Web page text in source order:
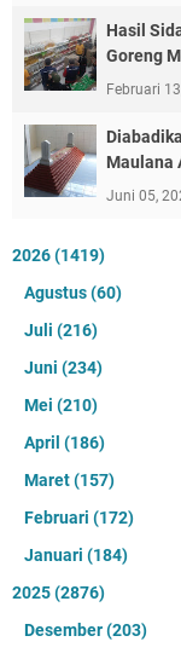
Hasil
Goreng
Februari
Maulana
Juni 05,
2026(1419)
Agustus(60)
Juli (216)
Juni (234)
Mei (210)
April (186)
Maret(157)
Februari (172)
Januari (184)
2025(2876)
Desember(203)